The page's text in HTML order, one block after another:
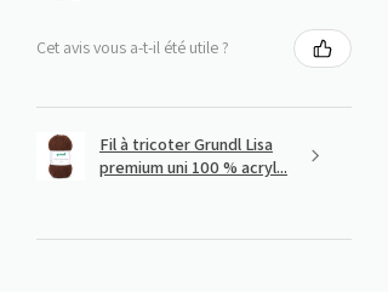
Cet avis vous a-t-il été utile ?
Fil à tricoter Grundl Lisa
premium uni 100 % acryl...